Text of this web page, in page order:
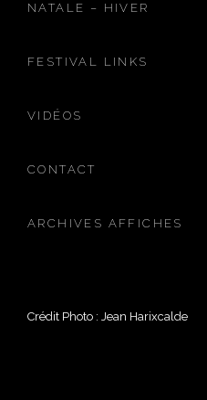
NATALE – HIVER
FESTIVAL LINKS
VIDÉOS
CONTACT
ARCHIVES AFFICHES
Crédit Photo : Jean Harixcalde